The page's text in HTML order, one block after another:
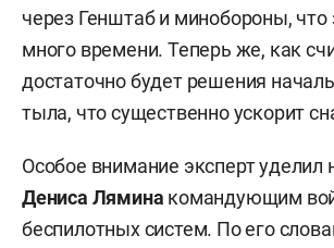
через Генштаб и минобороны, что
много времени. Теперь же, как
достаточно будет решения
тыла, что существенно ускорит
Особое внимание эксперт уделил
Дениса Лямина командующим
беспилотных систем. По его